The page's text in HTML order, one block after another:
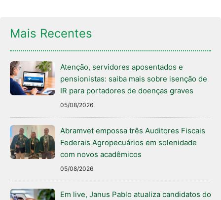
Mais Recentes
Atenção, servidores aposentados e
pensionistas: saiba mais sobre isenção de
IR para portadores de doenças graves
05/08/2026
Abramvet empossa três Auditores Fiscais
Federais Agropecuários em solenidade
com novos acadêmicos
05/08/2026
Em live, Janus Pablo atualiza candidatos do